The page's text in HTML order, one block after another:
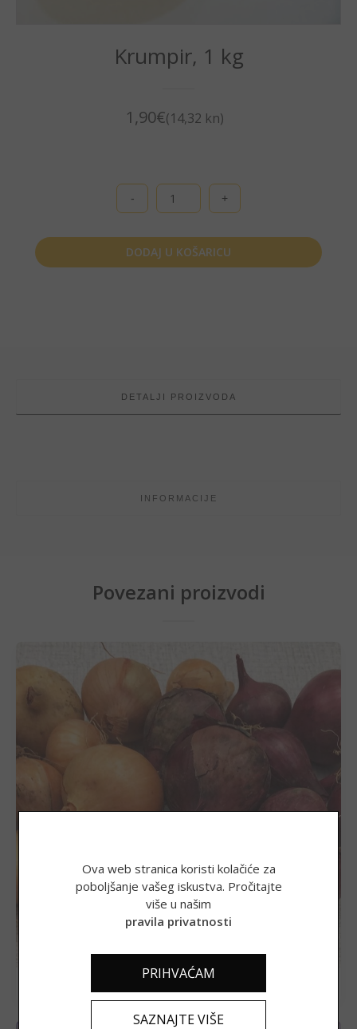
Krumpir, 1 kg
1,90€(14,32 kn)
1
količina
DODAJ U KOŠARICU
DETALJI PROIZVODA
INFORMACIJE
Povezani proizvodi
2,45€ (18,46 kn)
DODAJ U KOŠARICU
Ova web stranica koristi kolačiće za
poboljšanje vašeg iskustva. Pročitajte
više u našim
pravila privatnosti
PRIHVAĆAM
SAZNAJTE VIŠE